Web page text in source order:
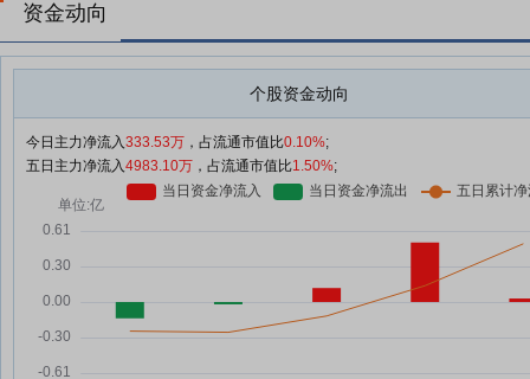
资金动向
个股资金动向
今日主力净流入333.53万 ，占流通市值比0.10%;
五日主力净流入4983.10万 ，占流通市值比1.50%;